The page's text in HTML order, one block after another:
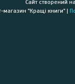
Сайт створений
Книжковий інтернет-магазин "Кращі книги" |